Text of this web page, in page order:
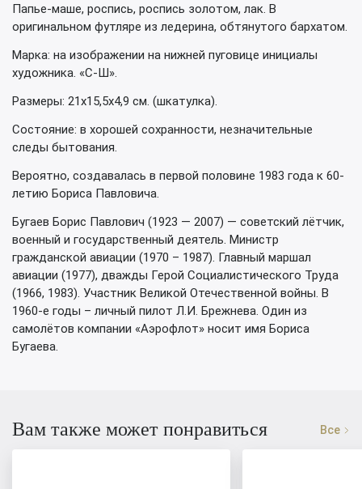
Папье-маше, роспись, роспись золотом, лак. В
оригинальном футляре из ледерина, обтянутого бархатом.
Марка: на изображении на нижней пуговице инициалы
художника. «С-Ш».
Размеры: 21х15,5х4,9 см. (шкатулка).
Состояние: в хорошей сохранности, незначительные
следы бытования.
Вероятно, создавалась в первой половине 1983 года к 60-
летию Бориса Павловича.
Бугаев Борис Павлович (1923 — 2007) — советский лётчик,
военный и государственный деятель. Министр
гражданской авиации (1970 – 1987). Главный маршал
авиации (1977), дважды Герой Социалистического Труда
(1966, 1983). Участник Великой Отечественной войны. В
1960-е годы – личный пилот Л.И. Брежнева. Один из
самолётов компании «Аэрофлот» носит имя Бориса
Бугаева.
Вам также может понравиться Все